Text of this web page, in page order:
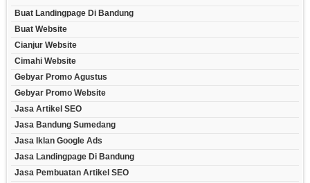
Buat Landingpage Di Bandung
Buat Website
Cianjur Website
Cimahi Website
Gebyar Promo Agustus
Gebyar Promo Website
Jasa Artikel SEO
Jasa Bandung Sumedang
Jasa Iklan Google Ads
Jasa Landingpage Di Bandung
Jasa Pembuatan Artikel SEO